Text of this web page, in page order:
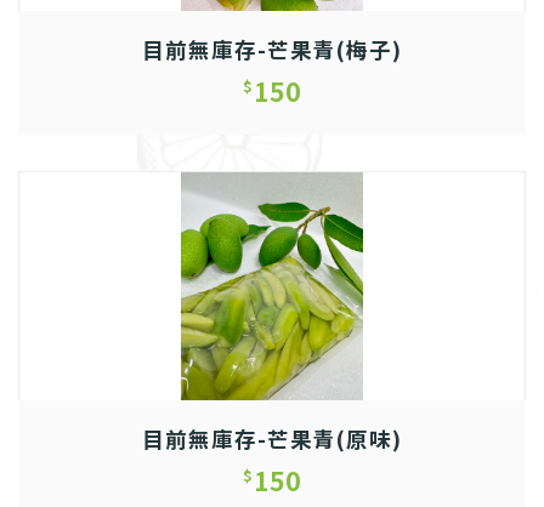
目前無庫存-芒果青(梅子)
$ 150
目前無庫存-芒果青(原味)
$ 150